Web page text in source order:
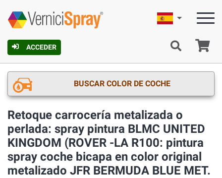
ACCEDER
Español
BUSCAR COLOR DE COCHE
Retoque carrocería metalizada o
perlada: spray pintura BLMC UNITED
KINGDOM (ROVER -LA R100: pintura
spray coche bicapa en color original
metalizado JFR BERMUDA BLUE MET.